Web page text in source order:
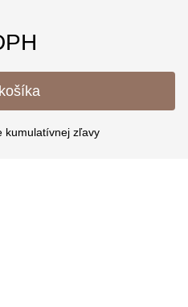
kumulatívnej zľavy